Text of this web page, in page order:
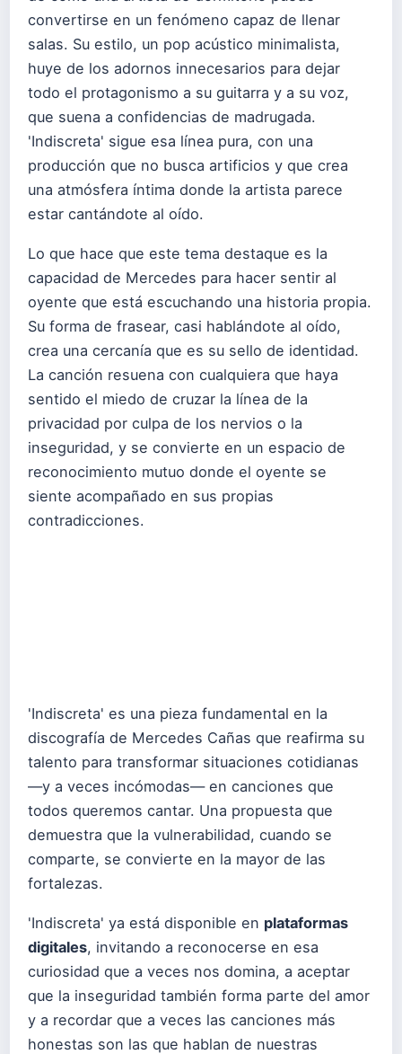
convertirse en un fenómeno capaz de llenar
salas. Su estilo, un pop acústico minimalista,
huye de los adornos innecesarios para dejar
todo el protagonismo a su guitarra y a su voz,
que suena a confidencias de madrugada.
'Indiscreta' sigue esa línea pura, con una
producción que no busca artificios y que crea
una atmósfera íntima donde la artista parece
estar cantándote al oído.
Lo que hace que este tema destaque es la
capacidad de Mercedes para hacer sentir al
oyente que está escuchando una historia propia.
Su forma de frasear, casi hablándote al oído,
crea una cercanía que es su sello de identidad.
La canción resuena con cualquiera que haya
sentido el miedo de cruzar la línea de la
privacidad por culpa de los nervios o la
inseguridad, y se convierte en un espacio de
reconocimiento mutuo donde el oyente se
siente acompañado en sus propias
contradicciones.
'Indiscreta' es una pieza fundamental en la
discografía de Mercedes Cañas que reafirma su
talento para transformar situaciones cotidianas
—y a veces incómodas— en canciones que
todos queremos cantar. Una propuesta que
demuestra que la vulnerabilidad, cuando se
comparte, se convierte en la mayor de las
fortalezas.
'Indiscreta' ya está disponible en plataformas
digitales, invitando a reconocerse en esa
curiosidad que a veces nos domina, a aceptar
que la inseguridad también forma parte del amor
y a recordar que a veces las canciones más
honestas son las que hablan de nuestras